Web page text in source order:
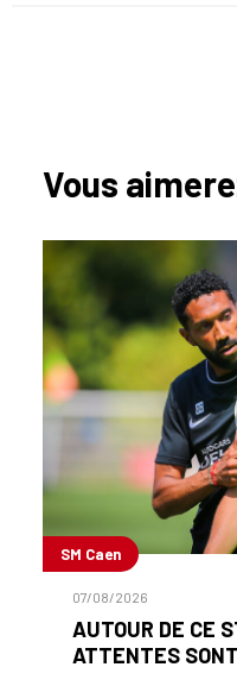
Vous
SM Caen
07/08/2026
AUTOUR DE CE
ATTENTES